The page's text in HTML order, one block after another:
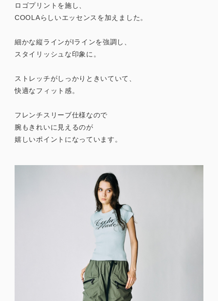
ロゴプリントを施し、
COOLAらしいエッセンスを加えました。
細かな縦ラインがIラインを強調し、
スタイリッシュな印象に。
ストレッチがしっかりときいていて、
快適なフィット感。
フレンチスリーブ仕様なので
腕もきれいに見えるのが
嬉しいポイントになっています。